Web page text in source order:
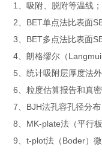
1、吸附、脱附等温线；
2、BET单点法比表面
3、BET多点法比表
4、朗格缪尔（
5、统计吸附层厚度法
6、粒度估算报告和真
7、BJH法孔容孔径分
8、MK-plate法（平行
9、t-plot法（Boder）